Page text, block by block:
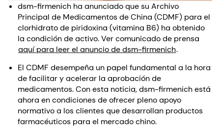
dsm-firmenich ha anunciado que su Archivo
Principal de Medicamentos de China (CDMF) para el
clorhidrato de piridoxina (vitamina B6) ha obtenido
la condición de activo. Ver comunicado de prensa
aquí para leer el anuncio de dsm-firmenich.
El CDMF desempeña un papel fundamental a la hora
de facilitar y acelerar la aprobación de
medicamentos. Con esta noticia, dsm-firmenich está
ahora en condiciones de ofrecer pleno apoyo
normativo a los clientes que desarrollan productos
farmacéuticos para el mercado chino.